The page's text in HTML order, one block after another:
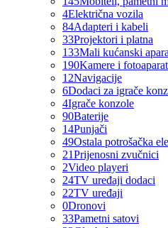
4Električna vozila
84Adapteri i kabeli
33Projektori i platna
133Mali kućanski
190Kamere i
12Navigacije
6Dodaci za igrače
4Igrače konzole
90Baterije
14Punjači
49Ostala potrošačka
21Prijenosni zvučnici
2Video playeri
24TV uređaji dodaci
22TV uređaji
0Dronovi
33Pametni satovi